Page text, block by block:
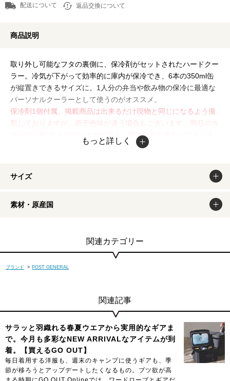
配送について 返品交換について
商品説明
取り外し可能なフタの裏側に、保冷剤がセットされたハードクー
ラー。冷気が下がって効率的に庫内が保冷でき、6本の350ml缶
が縦置きできるサイズに。1人分の弁当や飲み物の保冷に最適な
パーソナルクーラーとして使うのがオススメ。
保冷剤1個付属。掲載商品は出来るだけ現物と同じになるよう撮
影しておりますが、若干色味が違う場合もございます。商品のカ
ラーは、PCディスプレイの性質上、実際の色と異なって見える
場合がございますので予めご了承ください。
もっと詳しく
サイズ
素材・原産国
関連カテゴリー
ブランド > POST GENERAL
関連記事
サラッと羽織れる春夏ウエアから実用的なギアま
で。今月も多彩なNEW ARRIVALなアイテムが到
着。【買えるGO OUT】
毎日着用する洋服も、週末のキャンプに使うギアも、季
節が移ろうとアップデートしたくなるもの。ブツ欲が高